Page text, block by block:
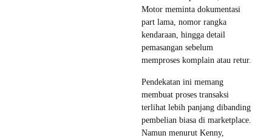
Motor meminta dokumentasi
part lama, nomor rangka
kendaraan, hingga detail
pemasangan sebelum
memproses komplain atau retur.
Pendekatan ini memang
membuat proses transaksi
terlihat lebih panjang dibanding
pembelian biasa di marketplace.
Namun menurut Kenny,